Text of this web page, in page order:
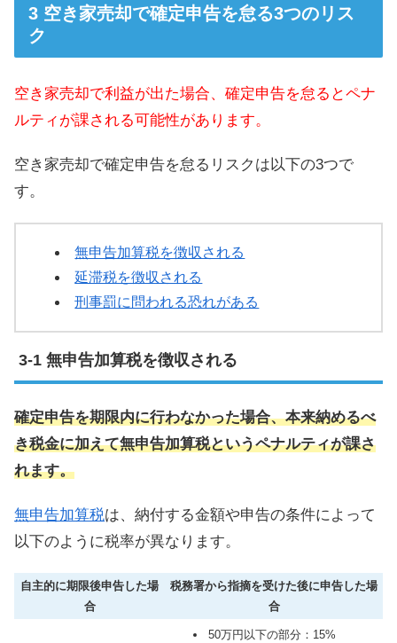
空き家売却で確定申告を怠る3つのリス
ク
空き家売却で利益が出た場合、確定申告を怠るとペナ
ルティが課される可能性があります。
空き家売却で確定申告を怠るリスクは以下の3つで
す。
無申告加算税を徴収される
延滞税を徴収される
刑事罰に問われる恐れがある
無申告加算税を徴収される
確定申告を期限内に行わなかった場合、本来納めるべ
き税金に加えて無申告加算税というペナルティが課さ
れます。
無申告加算税は、納付する金額や申告の条件によって
以下のように税率が異なります。
自主的に期限後申告した場
合
税務署から指摘を受けた後に申告した場
合
50万円以下の部分：15%